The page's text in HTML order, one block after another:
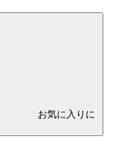
お気に入りに